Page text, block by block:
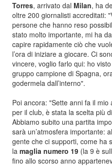
Torres, arrivato dal Milan, ha
oltre 200 giornalisti accreditati:
persone che hanno reso
stato molto importante, mi ha
capire rapidamente ciò che
l’ora di iniziare a giocare. Ci
vincere, voglio farlo qui: ho
gruppo campione di Spagna,
godermela dall’interno".
Poi ancora: "Sette anni fa il
per il club, è stata la scelta più
Abbiamo subito una partita
sarà un’atmosfera importante:
gente che ci supporti, come ha
la maglia numero 19 (la 9 è
fino allo scorso anno